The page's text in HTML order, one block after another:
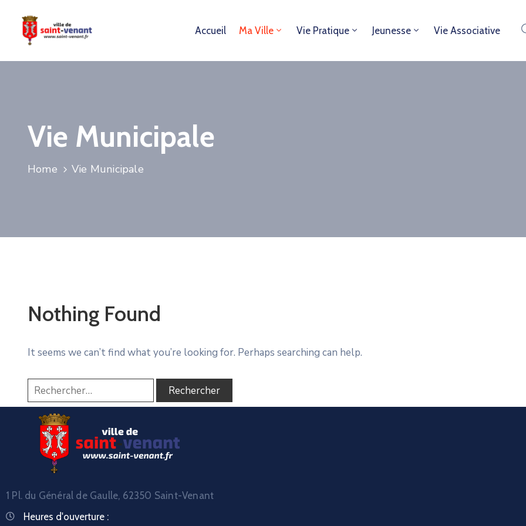
Accueil Ma Ville Vie Pratique Jeunesse Vie Associative
Vie Municipale
Home Vie Municipale
Nothing Found
It seems we can’t find what you’re looking for. Perhaps searching can help.
1 Pl. du Général de Gaulle, 62350 Saint-Venant
Heures d'ouverture :